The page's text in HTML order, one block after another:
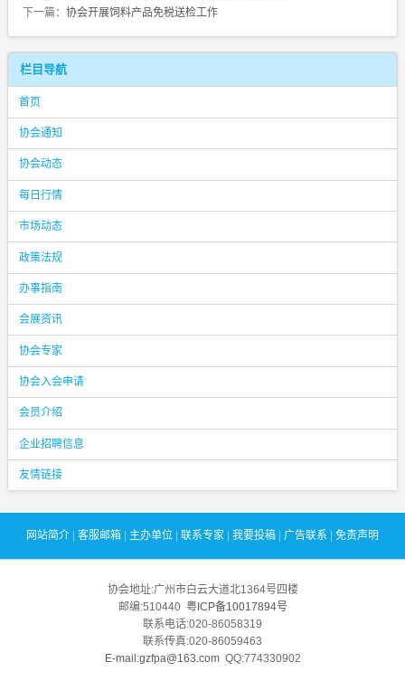
下一篇： 协会开展饲料产品免税送检工作
栏目导航
首页
协会通知
协会动态
每日行情
市场动态
政策法规
办事指南
会展资讯
协会专家
协会入会申请
会员介绍
企业招聘信息
友情链接
网站简介 客服邮箱 主办单位 联系专家 我要投稿 广告联系 免责声明
协会地址:广州市白云大道北1364号四楼
邮编:510440 粤ICP备10017894号
联系电话:020-86058319
联系传真:020-86059463
E-mail:gzfpa@163.comQQ:774330902